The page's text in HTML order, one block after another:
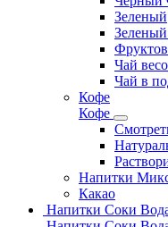
Зеленый
Чай
Чай в
Кофе
Кофе
Напитки
Какао
Напитки Соки